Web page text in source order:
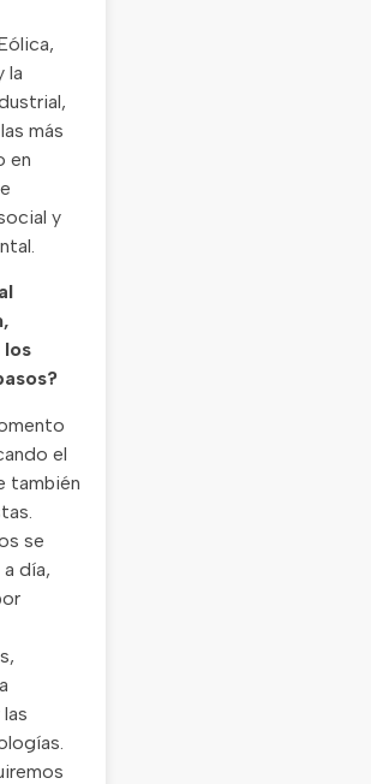
la
más
en
y
los
el
también
se
día,